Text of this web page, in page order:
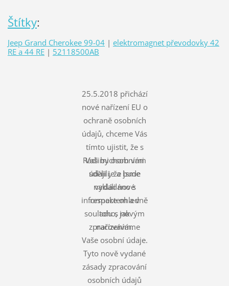
Štítky:
Jeep Grand Cherokee 99-04 | elektromagnet převodovky 42
RE a 44 RE | 52118500AB
25.5.2018 přichází
nové nařízení EU o
ochraně osobních
údajů, chceme Vás
tímto ujistit, že s
Vašimi osobními
údaji je a bude
nakládáno s
respektem a v
souladu s novým
nařízením.
Rádi bychom vám
sdělili, že jsme
vydali nové
informace ohledně
toho, jak
zpracováváme
Vaše osobní údaje.
Tyto nově vydané
zásady zpracování
osobních údajů